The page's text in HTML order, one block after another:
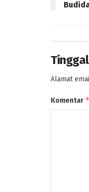
Alamat
Komentar *